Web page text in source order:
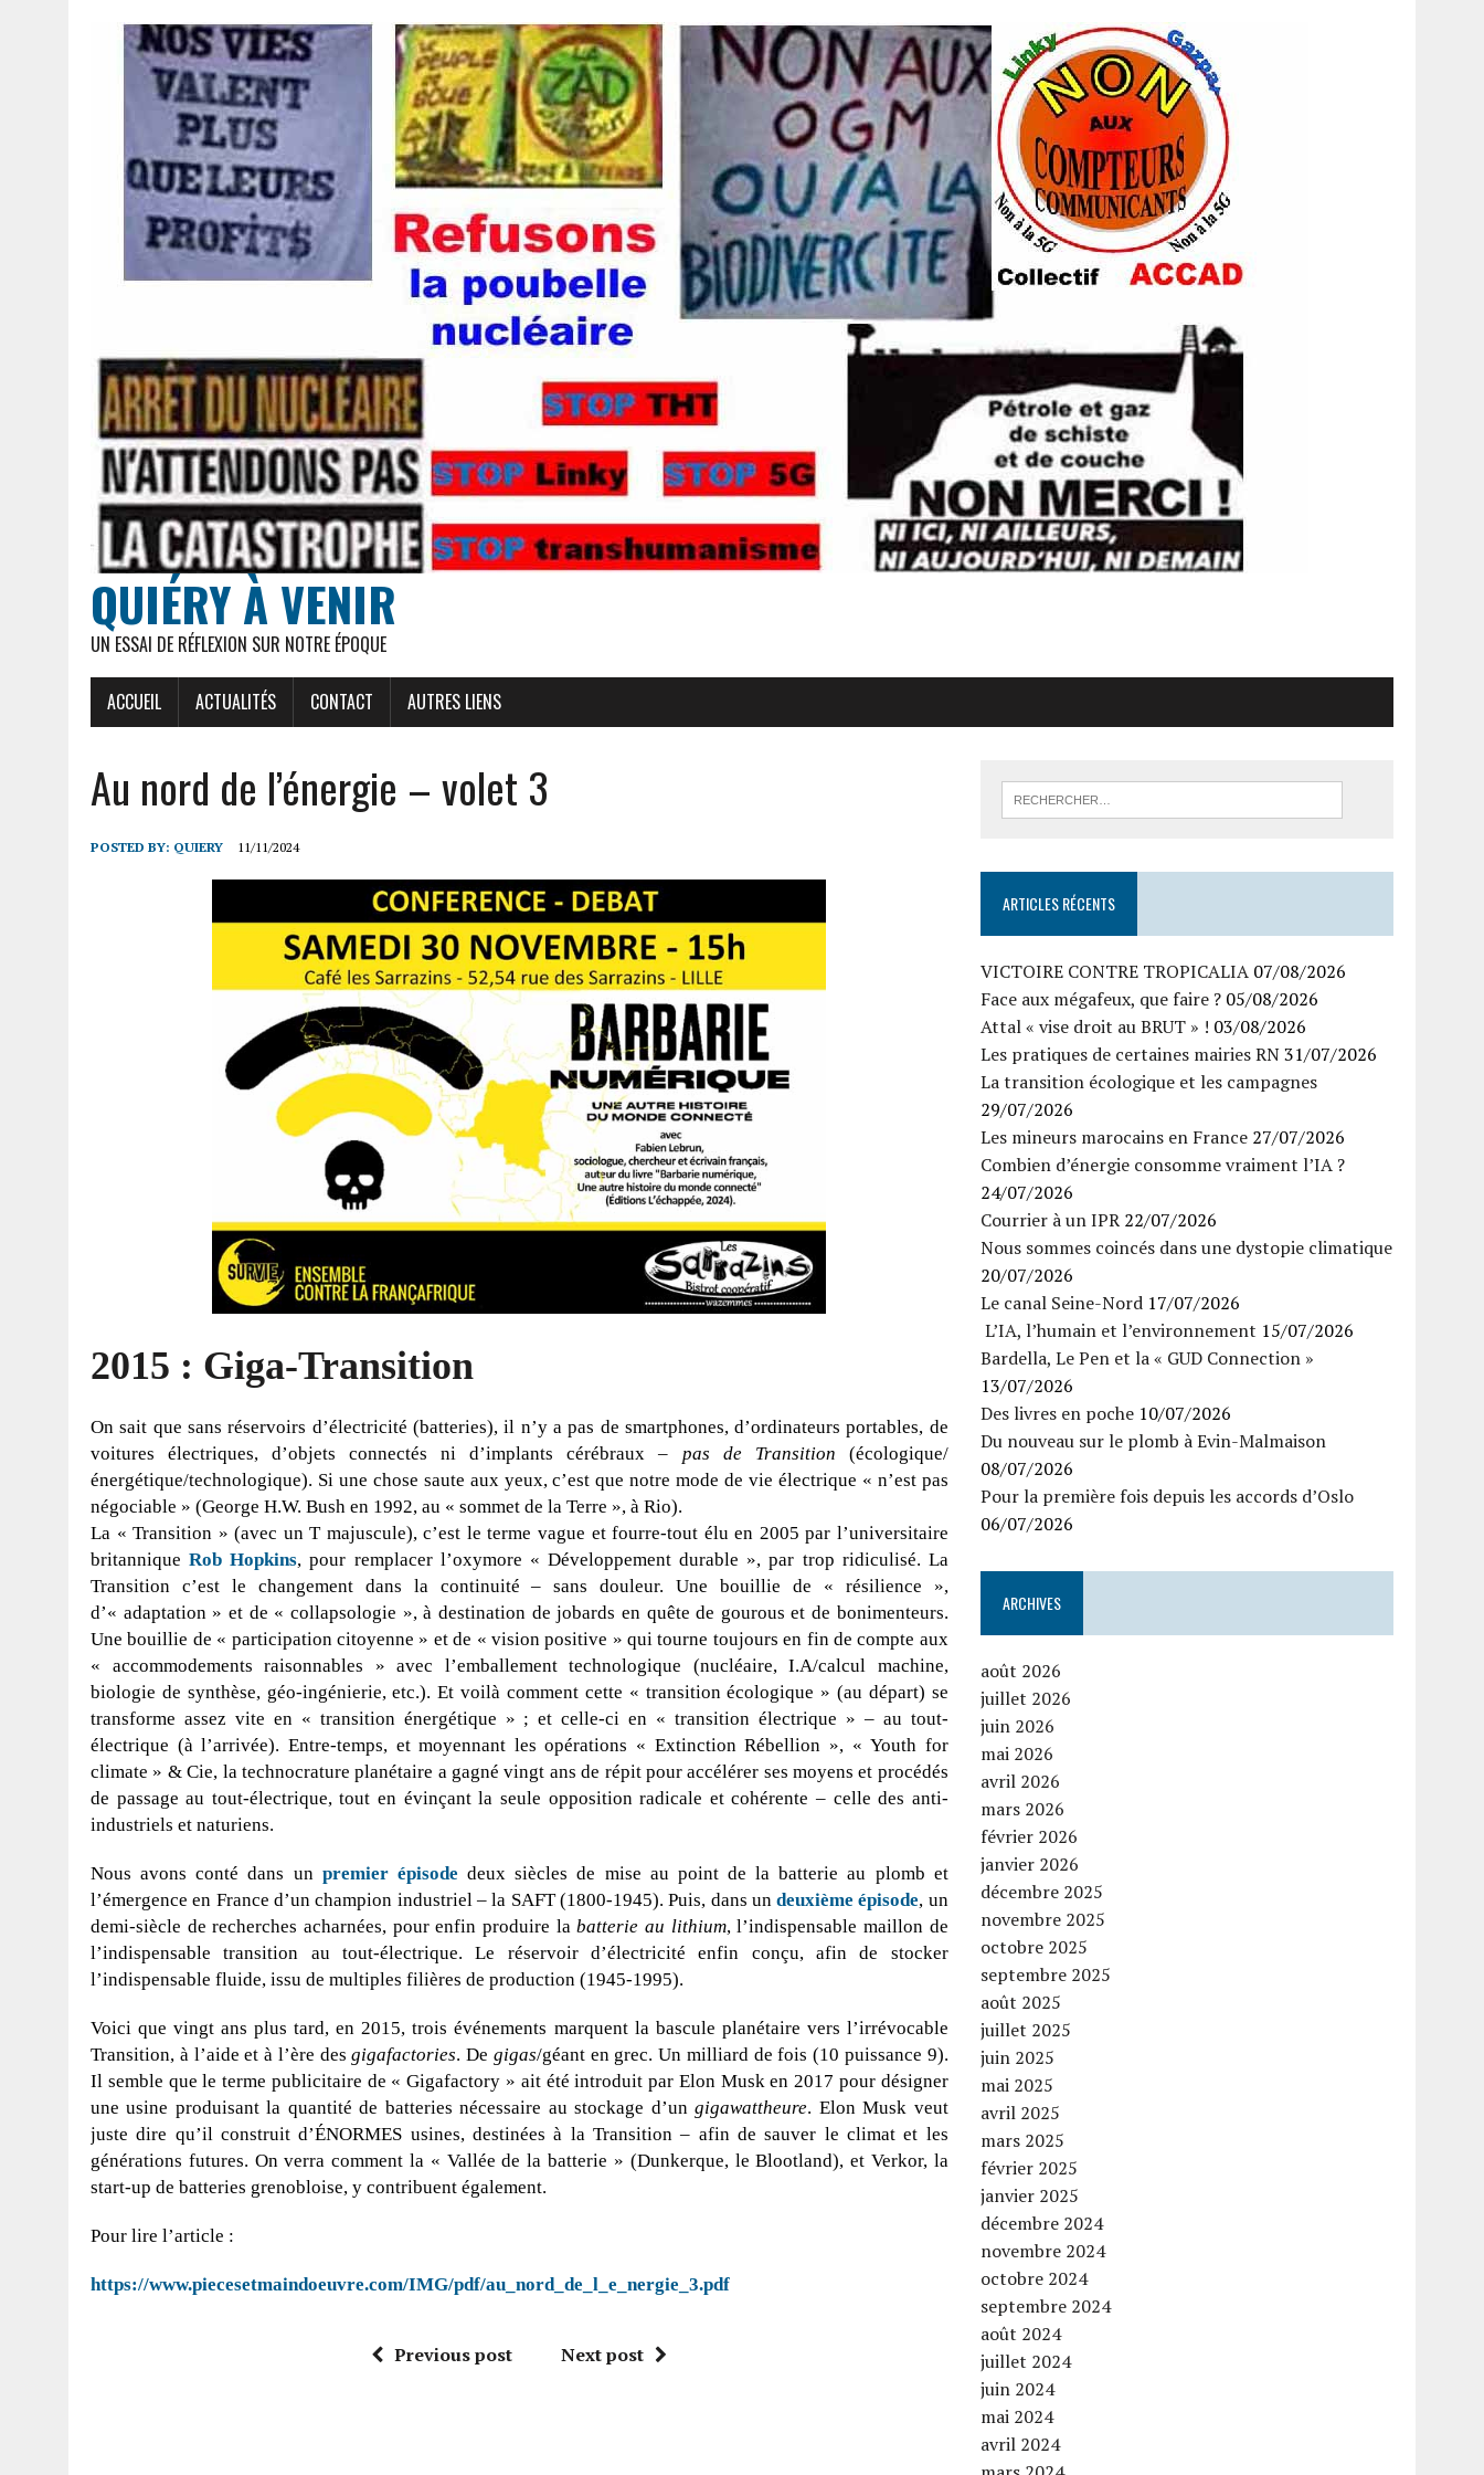
QUIÉRY À VENIR
UN ESSAI DE RÉFLEXION SUR NOTRE ÉPOQUE
ACCUEIL ACTUALITÉS CONTACT AUTRES LIENS
Au nord de l’énergie – volet 3
POSTED BY: QUIERY 11/11/2024
2015 : Giga-Transition
On sait que sans réservoirs d’électricité (batteries), il n’y a pas de smartphones, d’ordinateurs portables, de
voitures électriques, d’objets connectés ni d’implants cérébraux – pas de Transition (écologique/
énergétique/technologique). Si une chose saute aux yeux, c’est que notre mode de vie électrique « n’est pas
négociable » (George H.W. Bush en 1992, au « sommet de la Terre », à Rio).
La « Transition » (avec un T majuscule), c’est le terme vague et fourre-tout élu en 2005 par l’universitaire
britanniqueRob Hopkins, pour remplacer l’oxymore « Développement durable », par trop ridiculisé. La
Transition c’est le changement dans la continuité – sans douleur. Une bouillie de « résilience »,
d’« adaptation » et de « collapsologie », à destination de jobards en quête de gourous et de bonimenteurs.
Une bouillie de « participation citoyenne » et de « vision positive » qui tourne toujours en fin de compte aux
« accommodements raisonnables » avec l’emballement technologique (nucléaire, I.A/calcul machine,
biologie de synthèse, géo-ingénierie, etc.). Et voilà comment cette « transition écologique » (au départ) se
transforme assez vite en « transition énergétique » ; et celle-ci en « transition électrique » – au tout-
électrique (à l’arrivée). Entre-temps, et moyennant les opérations « Extinction Rébellion », « Youth for
climate » & Cie, la technocrature planétaire a gagné vingt ans de répit pour accélérer ses moyens et procédés
de passage au tout-électrique, tout en évinçant la seule opposition radicale et cohérente – celle des anti-
industriels et naturiens.
Nous avons conté dans un premier épisode deux siècles de mise au point de la batterie au plomb et
l’émergence en France d’un champion industriel – la SAFT (1800-1945). Puis, dans undeuxième épisode, un
demi-siècle de recherches acharnées, pour enfin produire labatterie au lithium, l’indispensable maillon de
l’indispensable transition au tout-électrique. Le réservoir d’électricité enfin conçu, afin de stocker
l’indispensable fluide, issu de multiples filières de production (1945-1995).
Voici que vingt ans plus tard, en 2015, trois événements marquent la bascule planétaire vers l’irrévocable
Transition, à l’aide et à l’ère desgigafactories. De gigas/géant en grec. Un milliard de fois (10 puissance 9).
Il semble que le terme publicitaire de « Gigafactory » ait été introduit par Elon Musk en 2017 pour désigner
une usine produisant la quantité de batteries nécessaire au stockage d’ungigawattheure. Elon Musk veut
juste dire qu’il construit d’ÉNORMES usines, destinées à la Transition – afin de sauver le climat et les
générations futures. On verra comment la « Vallée de la batterie » (Dunkerque, le Blootland), et Verkor, la
start-up de batteries grenobloise, y contribuent également.
Pour lire l’article :
https://www.piecesetmaindoeuvre.com/IMG/pdf/au_nord_de_l_e_nergie_3.pdf
Previous post Next post
ARTICLES RÉCENTS
VICTOIRE CONTRE TROPICALIA 07/08/2026
Face aux mégafeux, que faire ? 05/08/2026
Attal « vise droit au BRUT » ! 03/08/2026
Les pratiques de certaines mairies RN31/07/2026
La transition écologique et les campagnes
29/07/2026
Les mineurs marocains en France 27/07/2026
Combien d’énergie consomme vraiment l’IA ?
24/07/2026
Courrier à un IPR 22/07/2026
Nous sommes coincés dans une dystopie climatique
20/07/2026
Le canal Seine-Nord 17/07/2026
L’IA, l’humain et l’environnement 15/07/2026
Bardella, Le Pen et la « GUD Connection »
13/07/2026
Des livres en poche 10/07/2026
Du nouveau sur le plomb à Evin-Malmaison
08/07/2026
Pour la première fois depuis les accords d’Oslo
06/07/2026
ARCHIVES
août 2026
juillet 2026
juin 2026
mai 2026
avril 2026
mars 2026
février 2026
janvier 2026
décembre 2025
novembre 2025
octobre 2025
septembre 2025
août 2025
juillet 2025
juin 2025
mai 2025
avril 2025
mars 2025
février 2025
janvier 2025
décembre 2024
novembre 2024
octobre 2024
septembre 2024
août 2024
juillet 2024
juin 2024
mai 2024
avril 2024